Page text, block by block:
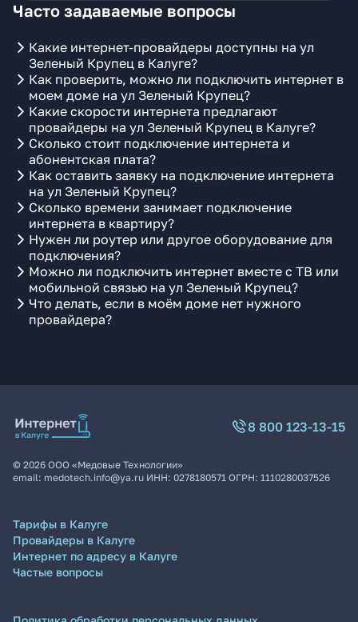
Часто задаваемые вопросы
Какие интернет-провайдеры доступны на ул
Зеленый Крупец в Калуге?
Как проверить, можно ли подключить интернет в
моем доме на ул Зеленый Крупец?
Какие скорости интернета предлагают
провайдеры на ул Зеленый Крупец в Калуге?
Сколько стоит подключение интернета и
абонентская плата?
Как оставить заявку на подключение интернета
на ул Зеленый Крупец?
Сколько времени занимает подключение
интернета в квартиру?
Нужен ли роутер или другое оборудование для
подключения?
Можно ли подключить интернет вместе с ТВ или
мобильной связью на ул Зеленый Крупец?
Что делать, если в моём доме нет нужного
провайдера?
8 800 123-13-15
© 2026 ООО «Медовые Технологии»
email: medotech.info@ya.ru ИНН: 0278180571 ОГРН: 1110280037526
Тарифы в Калуге
Провайдеры в Калуге
Интернет по адресу в Калуге
Частые вопросы